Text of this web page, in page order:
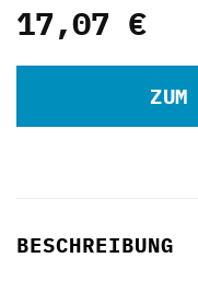
17,07 €
ZUM
BESCHREIBUNG